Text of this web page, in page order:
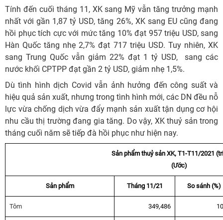
Tính đến cuối tháng 11, XK sang Mỹ vẫn tăng trưởng mạnh
nhất với gần 1,87 tỷ USD, tăng 26%, XK sang EU cũng đang
hồi phục tích cực với mức tăng 10% đạt 957 triệu USD, sang
Hàn Quốc tăng nhẹ 2,7% đạt 717 triệu USD. Tuy nhiên, XK
sang Trung Quốc vẫn giảm 22% đạt 1 tỷ USD, sang các
nước khối CPTPP đạt gần 2 tỷ USD, giảm nhẹ 1,5%.
Dù tình hình dịch Covid vẫn ảnh hưởng đến công suất và
hiệu quả sản xuất, nhưng trong tình hình mới, các DN đều nỗ
lực vừa chống dịch vừa đẩy mạnh sản xuất tận dụng cơ hội
nhu cầu thị trường đang gia tăng. Do vậy, XK thuỷ sản trong
tháng cuối năm sẽ tiếp đà hồi phục như hiện nay.
Sản phẩm thuỷ sản XK, T1-T11/2021
(Ước)
Sản phẩm Tháng 11/21 So sánh (%)
Tôm 349,486